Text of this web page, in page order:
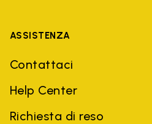
ASSISTENZA
Contattaci
Help Center
Richiesta di reso